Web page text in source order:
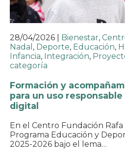
28/04/2026 Bienestar,
Nadal , Deporte, Educación,
Infancia, Integración,
categoría
Formación y
para un uso
digital
En el Centro Fundación Rafa
Programa Educación y
2025-2026 bajo el lema…